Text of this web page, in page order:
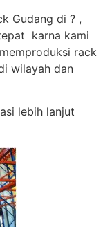
Gudang di ? ,
karna kami
rack
wilayah dan
lebih lanjut